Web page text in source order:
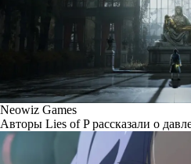
Neowiz Games
Авторы Lies of P рассказали о